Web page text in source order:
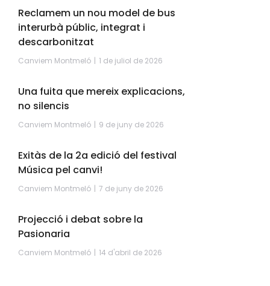
Reclamem un nou model de bus
interurbà públic, integrat i
descarbonitzat
Canviem Montmeló 1 de juliol de 2026
Una fuita que mereix explicacions,
no silencis
Canviem Montmeló 9 de juny de 2026
Exitàs de la 2a edició del festival
Música pel canvi!
Canviem Montmeló 7 de juny de 2026
Projecció i debat sobre la
Pasionaria
Canviem Montmeló 14 d'abril de 2026